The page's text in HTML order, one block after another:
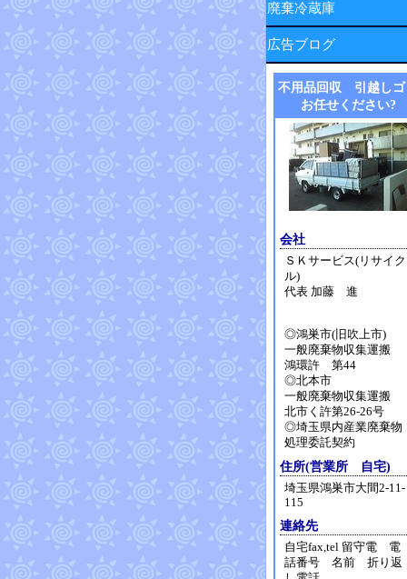
廃棄冷蔵庫
広告ブログ
不用品回収 引越しゴ
お任せください?
会社
ＳＫサービス(リサイク
ル)
代表 加藤 進
◎鴻巣市(旧吹上市)
一般廃棄物収集運搬
鴻環許 第44
◎北本市
一般廃棄物収集運搬
北市く許第26-26号
◎埼玉県内産業廃棄物
処理委託契約
住所(営業所 自宅)
埼玉県鴻巣市大間2-11-
115
連絡先
自宅fax,tel 留守電 電
話番号 名前 折り返